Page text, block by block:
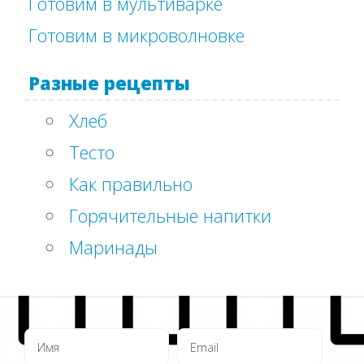
Готовим в микроволновке
Разные рецепты
Хлеб
Тесто
Как правильно
Горячительные напитки
Маринады